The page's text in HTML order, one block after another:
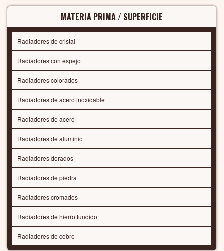
MATERIA PRIMA / SUPERFICIE
Radiadores de cristal
Radiadores con espejo
Radiadores colorados
Radiadores de acero inoxidable
Radiadores de acero
Radiadores de aluminio
Radiadores dorados
Radiadores de piedra
Radiadores cromados
Radiadores de hierro fundido
Radiadores de cobre